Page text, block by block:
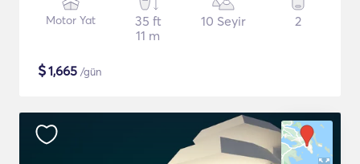
Motor Yat
35 ft
11 m
10 Seyir 2
$1,665 /gün